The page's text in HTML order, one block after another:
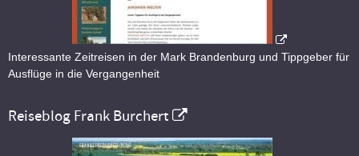
Interessante Zeitreisen in der Mark Brandenburg und Tippgeber für
Ausflüge in die Vergangenheit
Reiseblog Frank Burchert